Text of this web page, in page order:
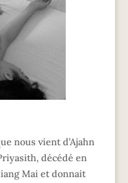
nous vient d’Ajahn
décédé en
Mai et donnait